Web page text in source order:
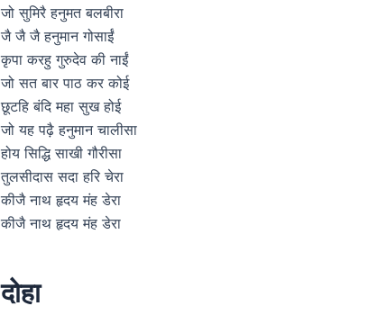
जो सुमिरै हनुमत बलबीरा
जै जै जै हनुमान गोसाईं
कृपा करहु गुरुदेव की नाईं
जो सत बार पाठ कर कोई
छूटहि बंदि महा सुख होई
जो यह पढ़ै हनुमान चालीसा
होय सिद्धि साखी गौरीसा
तुलसीदास सदा हरि चेरा
कीजै नाथ हृदय मंह डेरा
कीजै नाथ हृदय मंह डेरा
दोहा